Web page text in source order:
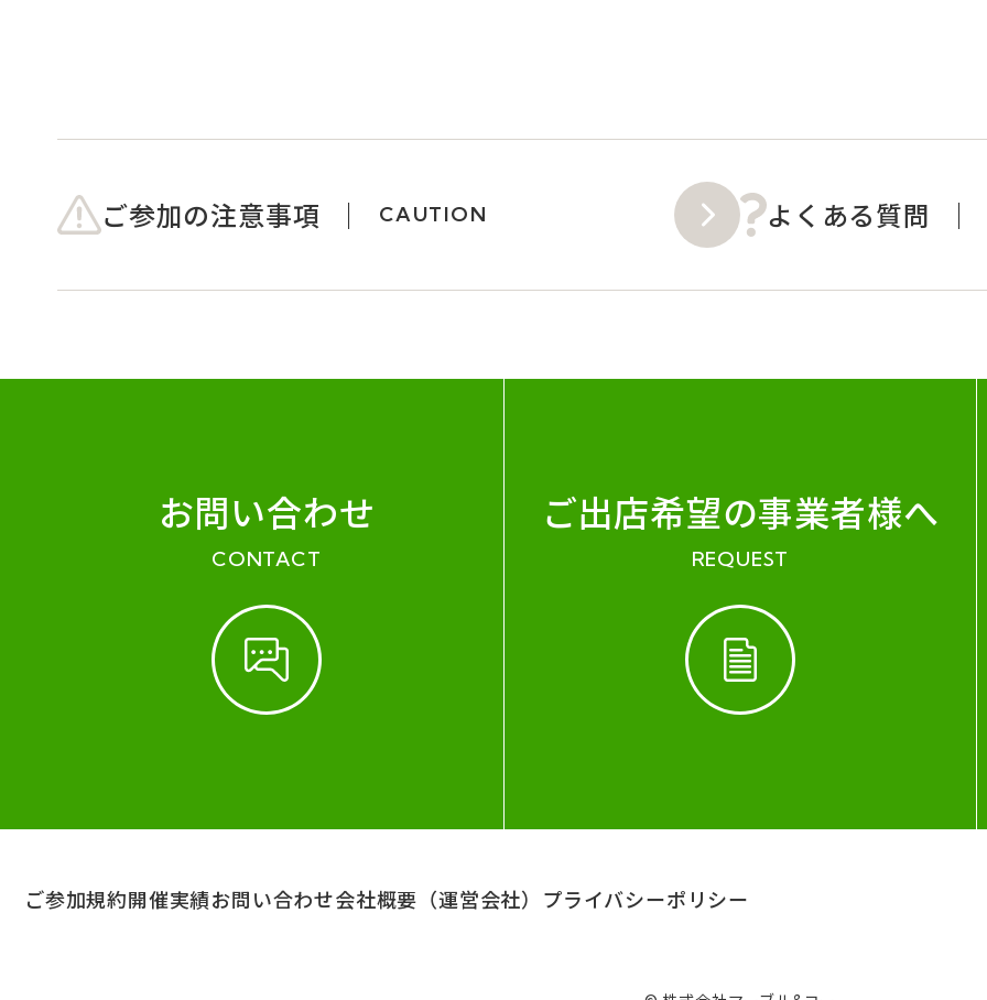
ご参加の注意事項 CAUTION よくある質問
お問い合わせ
CONTACT
ご出店希望の事業者様へ
REQUEST
ご参加規約開催実績お問い合わせ会社概要（運営会社） プライバシーポリシー